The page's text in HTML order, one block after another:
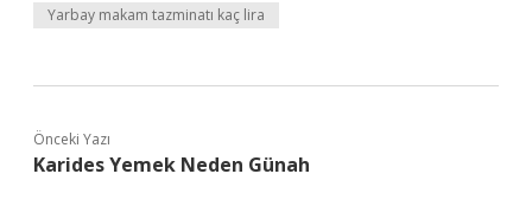
Yarbay makam tazminatı kaç lira
Önceki Yazı
Karides Yemek Neden Günah